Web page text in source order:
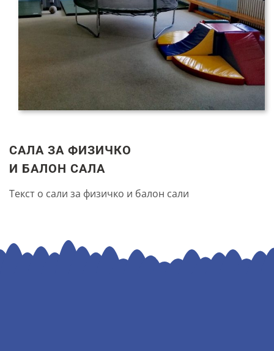
САЛА ЗА ФИЗИЧКО
И БАЛОН САЛА
Текст о сали за физичко и балон сали